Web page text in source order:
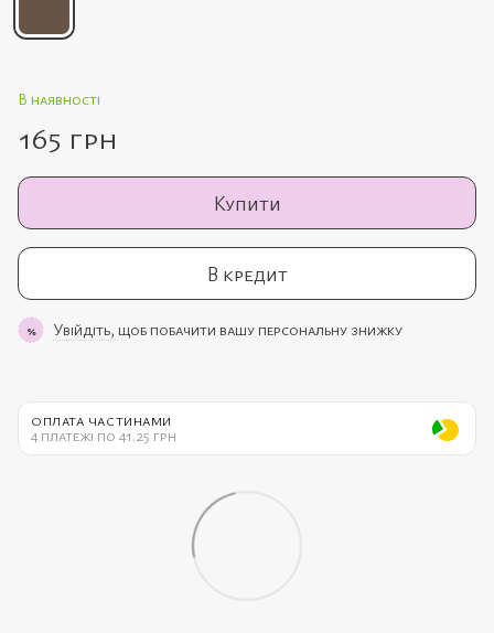
В наявності
165 грн
Купити
В кредит
% Увійдіть, щоб побачити вашу персональну знижку
ОПЛАТА ЧАСТИНАМИ
4 платежі по 41.25 грн